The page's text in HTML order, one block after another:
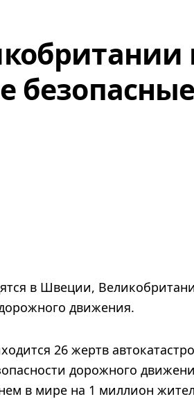
в Швеции,
движения.
26 жертв
дорожного
в мире на 1 миллион